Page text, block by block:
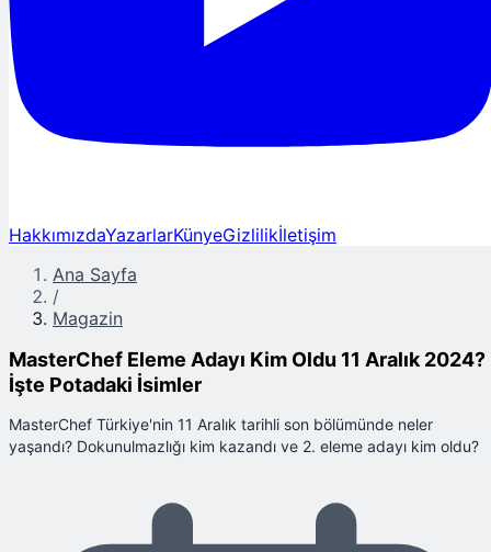
HakkımızdaYazarlarKünyeGizlilikİletişim
Ana Sayfa
/
Magazin
MasterChef Eleme Adayı Kim Oldu 11 Aralık 2024?
İşte Potadaki İsimler
MasterChef Türkiye'nin 11 Aralık tarihli son bölümünde neler
yaşandı? Dokunulmazlığı kim kazandı ve 2. eleme adayı kim oldu?